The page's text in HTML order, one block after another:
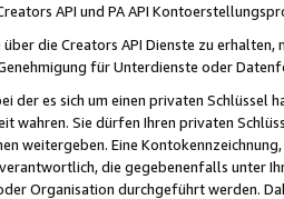
API und PA API
die Creators API Dienste zu
für Unterdienste oder
der es sich um einen privaten
wahren. Sie dürfen Ihren privaten
weitergeben. Eine
die gegebenenfalls unter
Organisation durchgeführt werden.